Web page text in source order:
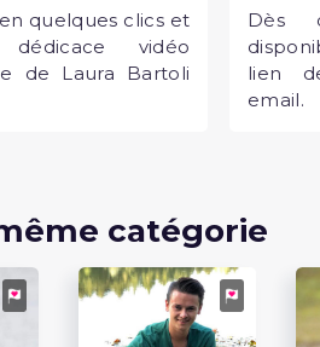
quelques clics et
vidéo
de Laura Bartoli
Dès
lien
email.
catégorie